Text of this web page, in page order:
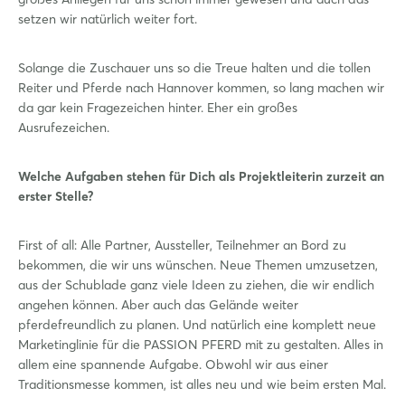
setzen wir natürlich weiter fort.
Solange die Zuschauer uns so die Treue halten und die tollen
Reiter und Pferde nach Hannover kommen, so lang machen wir
da gar kein Fragezeichen hinter. Eher ein großes
Ausrufezeichen.
Welche Aufgaben stehen für Dich als Projektleiterin zurzeit an
erster Stelle?
First of all: Alle Partner, Aussteller, Teilnehmer an Bord zu
bekommen, die wir uns wünschen. Neue Themen umzusetzen,
aus der Schublade ganz viele Ideen zu ziehen, die wir endlich
angehen können. Aber auch das Gelände weiter
pferdefreundlich zu planen. Und natürlich eine komplett neue
Marketinglinie für die PASSION PFERD mit zu gestalten. Alles in
allem eine spannende Aufgabe. Obwohl wir aus einer
Traditionsmesse kommen, ist alles neu und wie beim ersten Mal.
Noch nicht angemeldet?